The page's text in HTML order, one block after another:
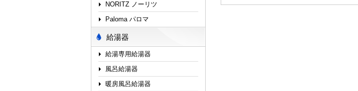
NORITZ ノーリツ
Paloma パロマ
給湯器
給湯専用給湯器
風呂給湯器
暖房風呂給湯器